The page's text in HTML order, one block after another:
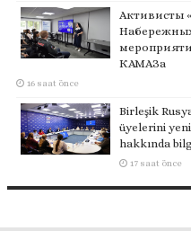
Активисты
КАМАЗа
16 saat önce
Birleşik
üyelerini
hakkında
17 saat önce